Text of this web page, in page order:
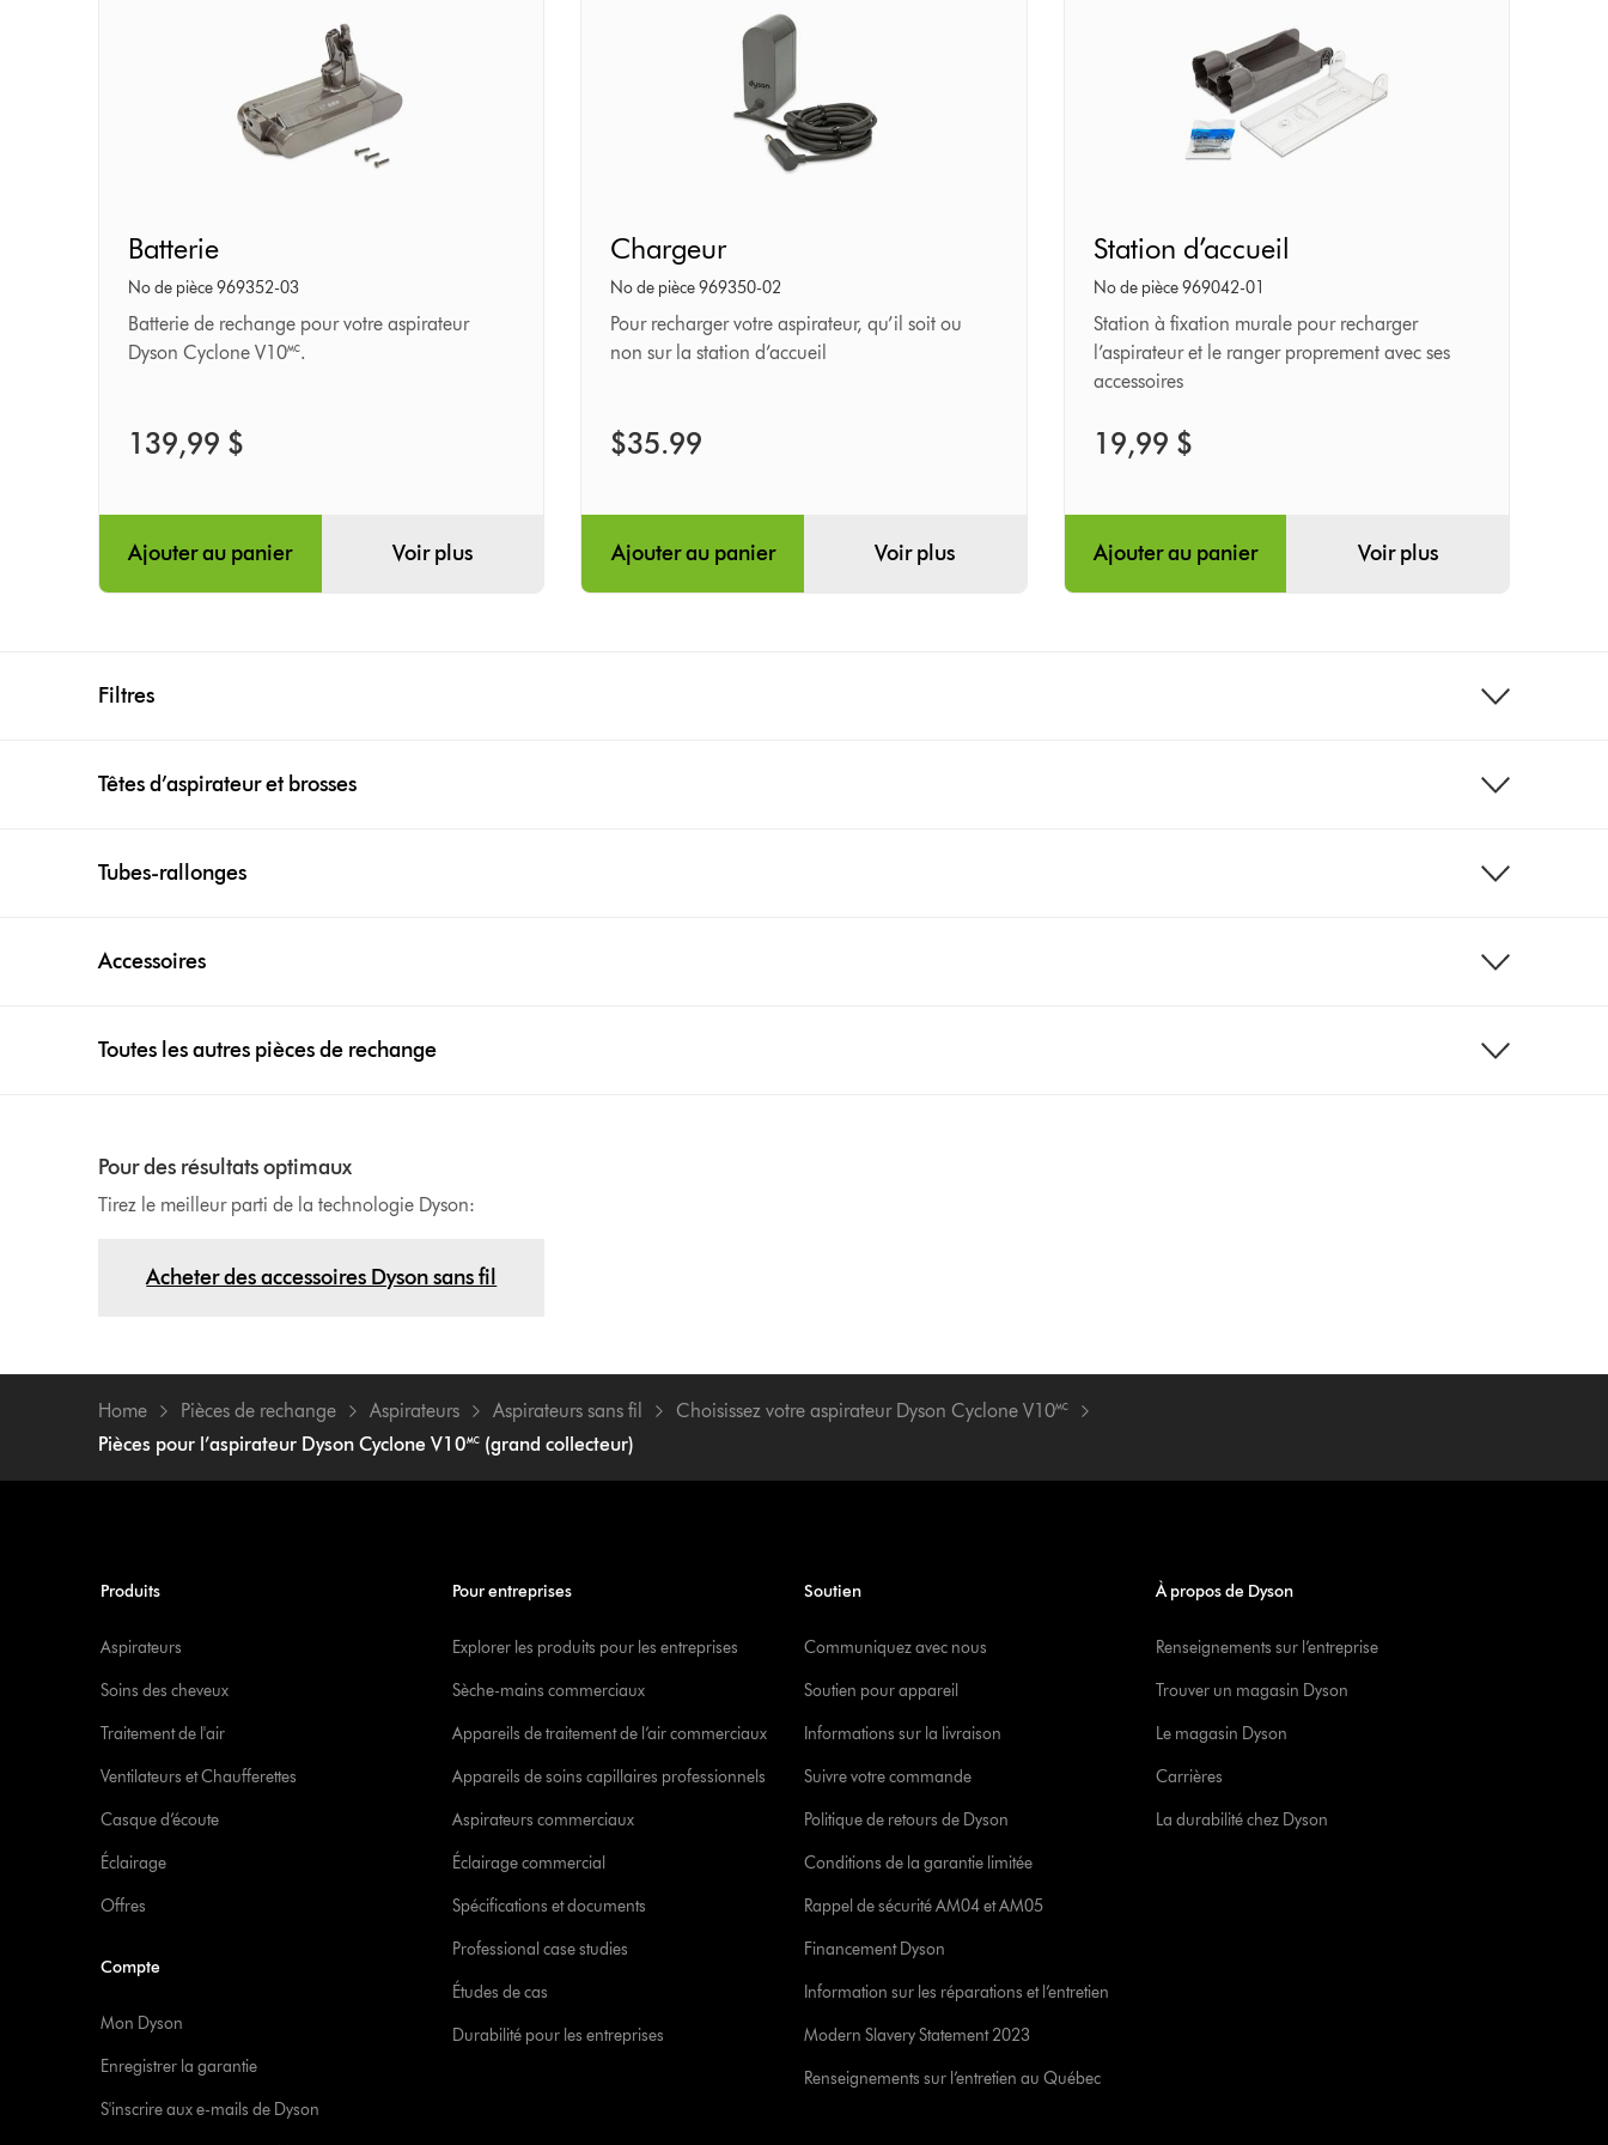
Batterie
No de pièce 969352-03
Batterie de rechange pour votre aspirateur
Dyson Cyclone V10🅪.
139,99 $
Ajouter au panier Voir plus
Chargeur
No de pièce 969350-02
Pour recharger votre aspirateur, qu’il soit ou
non sur la station d’accueil
$35.99
Ajouter au panier Voir plus
d’accueil
Station d’accueil
No de pièce 969042-01
Station à fixation murale pour recharger
l’aspirateur et le ranger proprement avec ses
accessoires
19,99 $
Ajouter au panier Voir plus
Filtres
Têtes d’aspirateur et brosses
Tubes-rallonges
Accessoires
Toutes les autres pièces de rechange
Pour des résultats optimaux
Tirez le meilleur parti de la technologie Dyson:
Acheter des accessoires Dyson sans fil
Home Pièces de rechange Aspirateurs Aspirateurs sans fil
Choisissez votre aspirateur Dyson Cyclone V10🅪
Pièces pour l’aspirateur Dyson Cyclone V10🅪 (grand collecteur)
Produits
Aspirateurs
Soins des cheveux
Traitement de l'air
Ventilateurs et Chaufferettes
Casque d’écoute
Éclairage
Offres
Compte
Mon Dyson
Enregistrer la garantie
S'inscrire aux e-mails de Dyson
Pour entreprises
Explorer les produits pour les entreprises
Sèche-mains commerciaux
Appareils de traitement de l’air commerciaux
Appareils de soins capillaires professionnels
Aspirateurs commerciaux
Éclairage commercial
Spécifications et documents
Professional case studies
Études de cas
Durabilité pour les entreprises
Soutien
Communiquez avec nous
Soutien pour appareil
Informations sur la livraison
Suivre votre commande
Politique de retours de Dyson
Conditions de la garantie limitée
Rappel de sécurité AM04 et AM05
Financement Dyson
Information sur les réparations et l’entretien
Modern Slavery Statement 2023
Renseignements sur l’entretien au Québec
À propos de Dyson
Renseignements sur l’entreprise
Trouver un magasin Dyson
Le magasin Dyson
Carrières
La durabilité chez Dyson